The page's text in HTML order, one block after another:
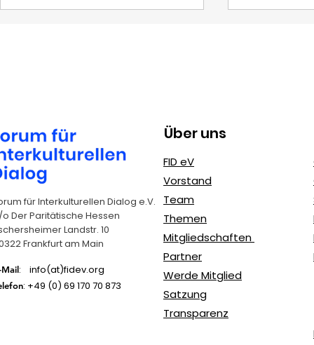
Zivilgesellschaftliches
Engagement von
Jugendlichen: Wege zu
mehr Bürgerbeteiligung
einer
für Interkulturellen Dialog e.V.
Der Paritätische Hessen
Landstr. 10
Frankfurt am Main
Mail: info(at)fidev.org
: +49 (0) 69 170 70 873
Über uns
FID eV
Vorstand
Team
Themen
Mitgliedschaften
Partner
Werde Mitglied
Satzung
Transparenz